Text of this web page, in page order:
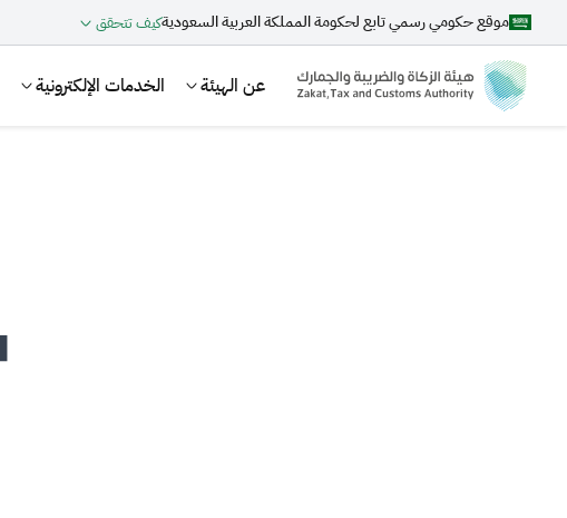
موقع حكومي رسمي تابع لحكومة المملكة العربية السعوديةكيف تتحقق
عن الهيئة الخدمات الإلكترونية